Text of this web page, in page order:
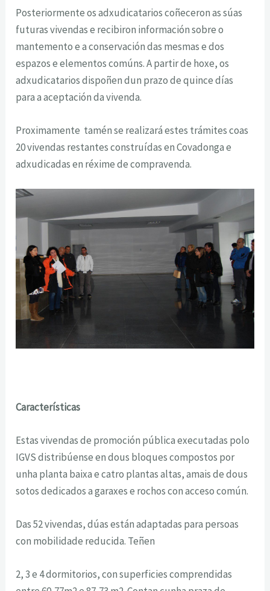
Posteriormente os adxudicatarios coñeceron as súas
futuras vivendas e recibiron información sobre o
mantemento e a conservación das mesmas e dos
espazos e elementos comúns. A partir de hoxe, os
adxudicatarios dispoñen dun prazo de quince días
para a aceptación da vivenda.
Proximamente tamén se realizará estes trámites coas
20 vivendas restantes construídas en Covadonga e
adxudicadas en réxime de compravenda.
Características
Estas vivendas de promoción pública executadas polo
IGVS distribúense en dous bloques compostos por
unha planta baixa e catro plantas altas, amais de dous
sotos dedicados a garaxes e rochos con acceso común.
Das 52 vivendas, dúas están adaptadas para persoas
con mobilidade reducida. Teñen
2, 3 e 4 dormitorios, con superficies comprendidas